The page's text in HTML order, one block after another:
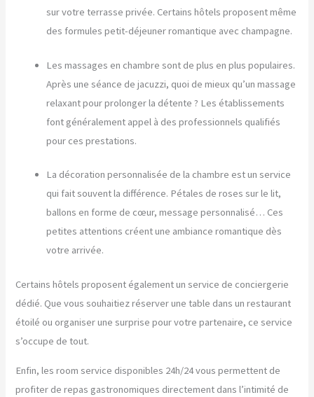
sur votre terrasse privée. Certains hôtels proposent même
des formules petit-déjeuner romantique avec champagne.
Les massages en chambre sont de plus en plus populaires.
Après une séance de jacuzzi, quoi de mieux qu’un massage
relaxant pour prolonger la détente ? Les établissements
font généralement appel à des professionnels qualifiés
pour ces prestations.
La décoration personnalisée de la chambre est un service
qui fait souvent la différence. Pétales de roses sur le lit,
ballons en forme de cœur, message personnalisé… Ces
petites attentions créent une ambiance romantique dès
votre arrivée.
Certains hôtels proposent également un service de conciergerie
dédié. Que vous souhaitiez réserver une table dans un restaurant
étoilé ou organiser une surprise pour votre partenaire, ce service
s’occupe de tout.
Enfin, les room service disponibles 24h/24 vous permettent de
profiter de repas gastronomiques directement dans l’intimité de